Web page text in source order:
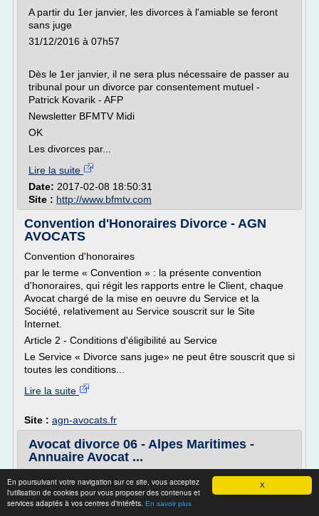
X
En poursuivant votre navigation sur ce site, vous acceptez
l'utilisation de cookies pour vous proposer des contenus et
services adaptés à vos centres d'intérêts. En savoir plus
A partir du 1er janvier, les divorces à l'amiable se feront
sans juge
31/12/2016 à 07h57
Dès le 1er janvier, il ne sera plus nécessaire de passer au
tribunal pour un divorce par consentement mutuel -
Patrick Kovarik - AFP
Newsletter BFMTV Midi
OK
Les divorces par...
Lire la suite
Date: 2017-02-08 18:50:31
Site : http://www.bfmtv.com
Convention d'Honoraires Divorce - AGN
AVOCATS
Convention d'honoraires
par le terme « Convention » : la présente convention
d'honoraires, qui régit les rapports entre le Client, chaque
Avocat chargé de la mise en oeuvre du Service et la
Société, relativement au Service souscrit sur le Site
Internet.
Article 2 - Conditions d'éligibilité au Service
Le Service « Divorce sans juge» ne peut être souscrit que si
toutes les conditions...
Lire la suite
Site : agn-avocats.fr
Avocat divorce 06 - Alpes Maritimes -
Annuaire Avocat ...
11 000 jugements par an au Tribunal de Grande Instance
Civil
5 200 jugements par an au Tribunal de Grande Instance